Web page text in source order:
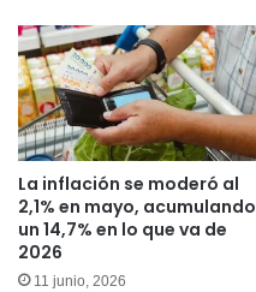
La inflación se moderó al
2,1% en mayo, acumulando
un 14,7% en lo que va de
2026
11 junio, 2026